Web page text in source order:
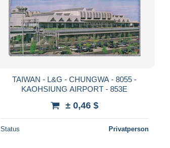
TAIWAN - L&G - CHUNGWA - 8055 -
KAOHSIUNG AIRPORT - 853E
± 0,46 $
Status Privatperson